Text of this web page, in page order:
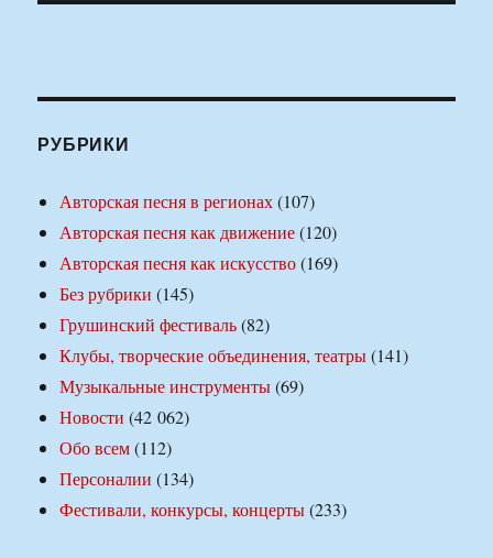
РУБРИКИ
Авторская песня в регионах(107)
Авторская песня как движение(120)
Авторская песня как искусство(169)
Без рубрики (145)
Грушинский фестиваль(82)
Клубы, творческие объединения, театры(141)
Музыкальные инструменты(69)
Новости (42 062)
Обо всем(112)
Персоналии (134)
Фестивали, конкурсы, концерты(233)